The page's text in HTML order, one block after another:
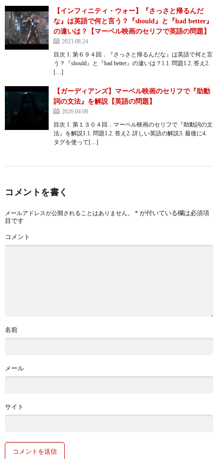
【インフィニティ・ウォー】『さっさと帰るんだ
な』は英語で何と言う？『should』と『had better』
の違いは？【マーベル映画のセリフで英語の問題】
2023.08.24
目次 1. 第６９４回．『さっさと帰るんだな』は英語で何と言
う？『should』と『had better』の違いは？1.1. 問題1.2. 答え2.
[…]
【ガーディアンズ】マーベル映画のセリフで『助動
詞の文法』を解説【英語の問題】
2026.04.08
目次 1. 第１３０４回．マーベル映画のセリフで『助動詞の文
法』を解説1.1. 問題1.2. 答え2. 詳しい英語の解説3. 最後に4.
タグを使って[…]
コメントを書く
メールアドレスが公開されることはありません。 * が付いている欄は必須項
目です
コメント
名前
メール
サイト